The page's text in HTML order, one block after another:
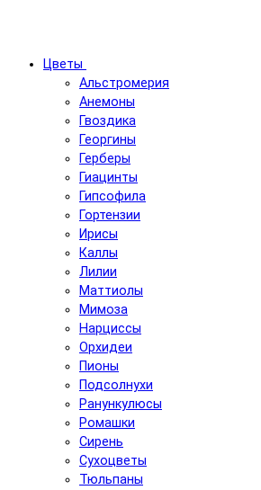
Цветы
Альстромерия
Анемоны
Гвоздика
Георгины
Герберы
Гиацинты
Гипсофила
Гортензии
Ирисы
Каллы
Лилии
Маттиолы
Мимоза
Нарциссы
Орхидеи
Пионы
Подсолнухи
Ранункулюсы
Ромашки
Сирень
Сухоцветы
Тюльпаны